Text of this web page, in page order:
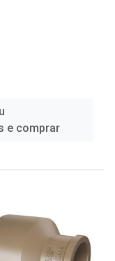
e comprar